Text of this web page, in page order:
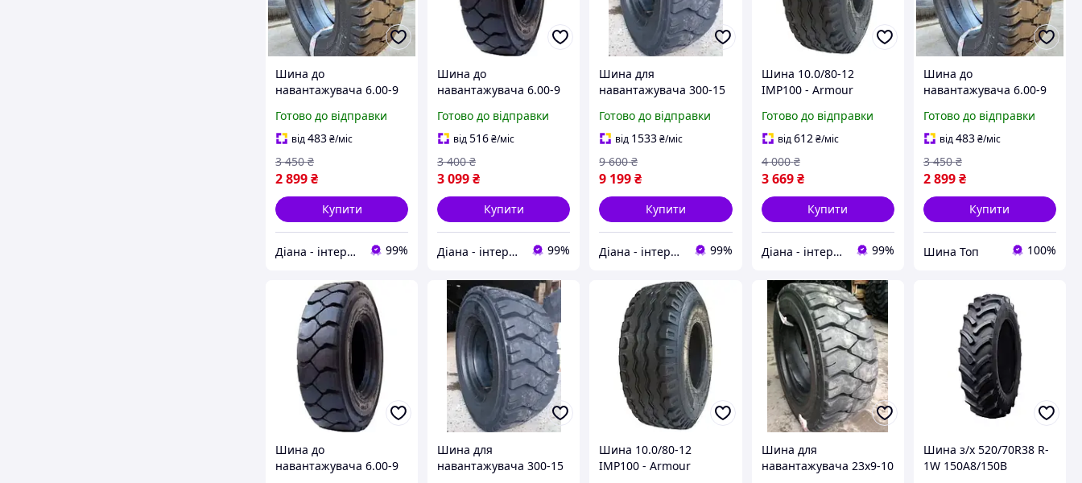
Шина до
навантажувача 6.00-9
Готово до відправки
від483₴/міс
2 899₴
3 450 ₴
Купити
Діана - інтернет магазин шин для с/г техніки та мототранспорту 99%
Шина до
навантажувача 6.00-9
Готово до відправки
від516₴/міс
3 099₴
3 400 ₴
Купити
Діана - інтернет магазин шин для с/г техніки та мототранспорту 99%
Шина для
навантажувача 300-15
сл - Armour
Готово до відправки
від 1533₴/міс
9 199₴
9 600 ₴
Купити
Діана - інтернет магазин шин для с/г техніки та мототранспорту 99%
Шина 10.0/80-12
IMP100 - Armour
Готово до відправки
від612 ₴/міс
3 669 ₴
4 000 ₴
Купити
Діана - інтернет магазин шин для с/г техніки та мототранспорту 99%
Шина до
навантажувача 6.00-9
Готово до відправки
від483₴/міс
2 899₴
3 450 ₴
Купити
Шина Топ 100%
Шина до
навантажувача 6.00-9
Шина для
навантажувача 300-15
Шина 10.0/80-12
IMP100 - Armour
Шина для
навантажувача 23x9-10
Шина з/х 520/70R38 R-
1W 150A8/150B